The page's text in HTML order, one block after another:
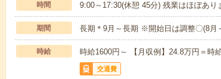
時間 9:00～17:30(休憩 45分) 残業はほぼあり
期間 長期＊9月～長期 ※開始日は調整〇(8月
時給 時給1600円～ 【月収例】24.8万円＝
交通費